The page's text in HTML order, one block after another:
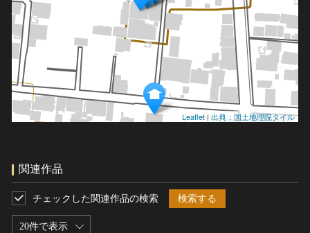
Leaflet|出典：国土地理院タイル
関連作品
20件で表示
チェックした関連作品の検索 検索する